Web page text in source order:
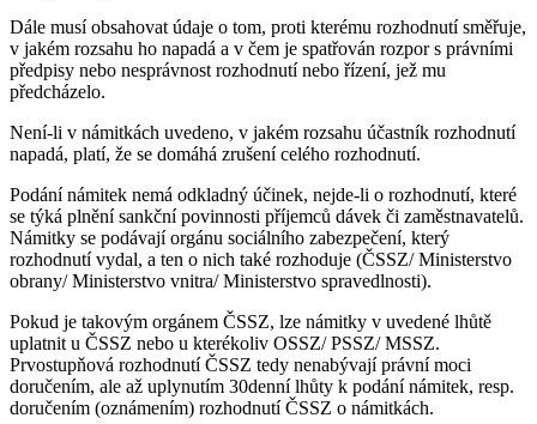
Dále musí obsahovat údaje o tom, proti kterému rozhodnutí směřuje,
v jakém rozsahu ho napadá a v čem je spatřován rozpor s právními
předpisy nebo nesprávnost rozhodnutí nebo řízení, jež mu
předcházelo.
Není-li v námitkách uvedeno, v jakém rozsahu účastník rozhodnutí
napadá, platí, že se domáhá zrušení celého rozhodnutí.
Podání námitek nemá odkladný účinek, nejde-li o rozhodnutí, které
se týká plnění sankční povinnosti příjemců dávek či zaměstnavatelů.
Námitky se podávají orgánu sociálního zabezpečení, který
rozhodnutí vydal, a ten o nich také rozhoduje (ČSSZ/ Ministerstvo
obrany/ Ministerstvo vnitra/ Ministerstvo spravedlnosti).
Pokud je takovým orgánem ČSSZ, lze námitky v uvedené lhůtě
uplatnit u ČSSZ nebo u kterékoliv OSSZ/ PSSZ/ MSSZ.
Prvostupňová rozhodnutí ČSSZ tedy nenabývají právní moci
doručením, ale až uplynutím 30denní lhůty k podání námitek, resp.
doručením (oznámením) rozhodnutí ČSSZ o námitkách.